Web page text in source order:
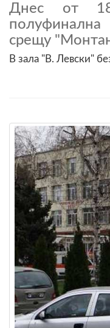
Днес от
срещу
В зала "В. Левски"